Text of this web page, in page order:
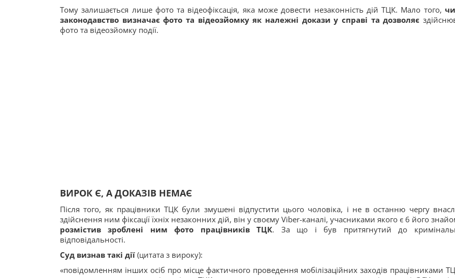
Тому залишається лише фото та відеофіксація, яка може довести незаконність дій ТЦК. Мало того,
законодавство визначає фото та відеозйомку як належні докази у справі та дозволяє
фото та відеозйомку події.
ВИРОК Є, А ДОКАЗІВ НЕМАЄ
Після того, як працівники ТЦК були змушені відпустити цього чоловіка, і не в останню чергу
здійснення ним фіксації їхніх незаконних дій, він у своєму Viber-каналі, учасниками якого є 6 його
розмістив зроблені ним фото працівників ТЦК. За що і був притягнутий до
відповідальності.
Суд визнав такі дії (цитата з вироку):
«повідомленням інших осіб про місце фактичного проведення мобілізаційних заходів працівниками